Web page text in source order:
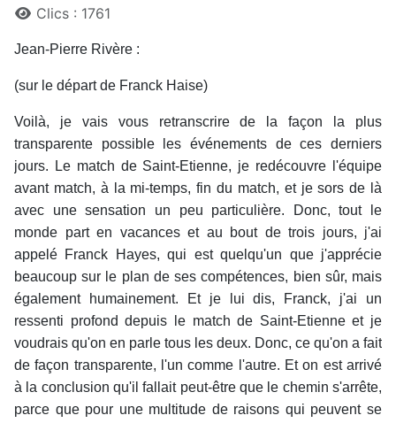
Clics : 1761
Jean-Pierre Rivère :
(sur le départ de Franck Haise)
Voilà, je vais vous retranscrire de la façon la plus
transparente possible les événements de ces derniers
jours. Le match de Saint-Etienne, je redécouvre l'équipe
avant match, à la mi-temps, fin du match, et je sors de là
avec une sensation un peu particulière. Donc, tout le
monde part en vacances et au bout de trois jours, j'ai
appelé Franck Hayes, qui est quelqu'un que j'apprécie
beaucoup sur le plan de ses compétences, bien sûr, mais
également humainement. Et je lui dis, Franck, j'ai un
ressenti profond depuis le match de Saint-Etienne et je
voudrais qu'on en parle tous les deux. Donc, ce qu'on a fait
de façon transparente, l'un comme l'autre. Et on est arrivé
à la conclusion qu'il fallait peut-être que le chemin s'arrête,
parce que pour une multitude de raisons qui peuvent se